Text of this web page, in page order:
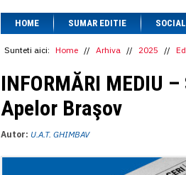
HOME SUMAR EDITIE SOCIAL
Sunteti aici: Home // Arhiva // 2025 //
INFORMĂRI MEDIU
Apelor Braşov
Autor: U.A.T. GHIMBAV